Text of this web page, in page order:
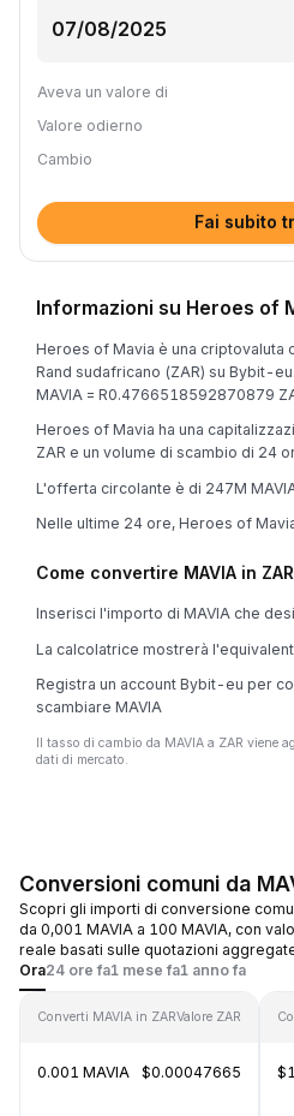
Aveva un valore di
Valore odierno
Cambio
Fai subito
Informazioni su Heroes of
Heroes of Mavia è una criptovaluta
Rand sudafricano (ZAR) su Bybit-
MAVIA = R0.4766518592870879
Heroes of Mavia ha una
ZAR e un volume di scambio di 24
L'offerta circolante è di 247M
Nelle ultime 24 ore, Heroes of
Come convertire MAVIA in ZAR
Inserisci l'importo di MAVIA che
La calcolatrice mostrerà
Registra un account Bybit-eu per
scambiare MAVIA
Il tasso di cambio da MAVIA a ZAR viene
dati di mercato.
Conversioni comuni da
Scopri gli importi di conversione
da 0,001 MAVIA a 100 MAVIA, con
reale basati sulle quotazioni
Ora24 ore fa1 mese fa1 anno fa
Converti MAVIA in ZARValore ZAR
0.001 MAVIA $0.00047665 $1